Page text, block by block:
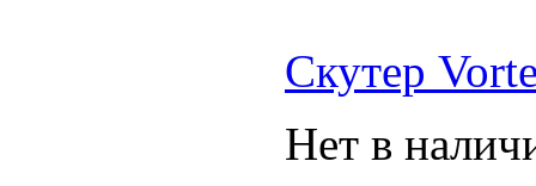
Скутер
Нет в